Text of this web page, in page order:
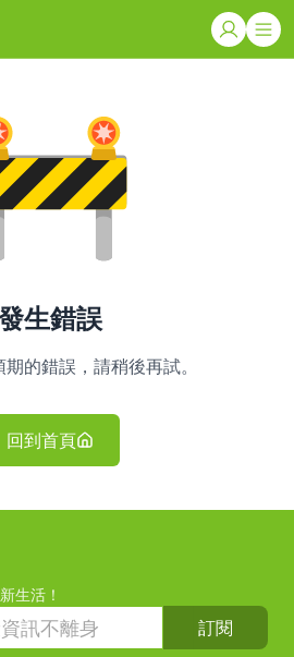
生錯誤
的錯誤，請稍後再試。
回到首頁
生活！
訂閱